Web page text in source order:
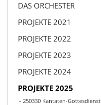
DAS ORCHESTER
PROJEKTE 2021
PROJEKTE 2022
PROJEKTE 2023
PROJEKTE 2024
PROJEKTE 2025
250330 Kantaten-Gottesdienst